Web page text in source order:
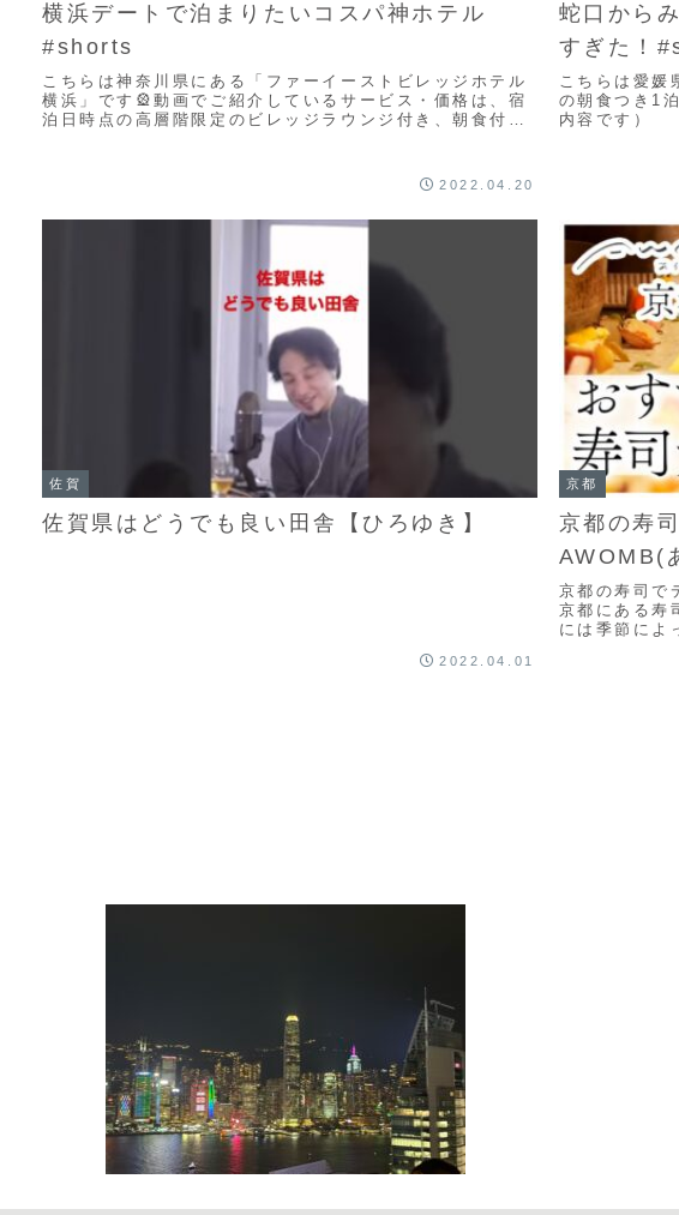
横浜デートで泊まりたいコスパ神ホテル
#shorts
こちらは神奈川県にある「ファーイーストビレッジホテル
横浜」です🎡動画でご紹介しているサービス・価格は、宿
泊日時点の高層階限定のビレッジラウンジ付き、朝食付き
2022.04.20
蛇口から
すぎた！
こちらは愛媛
の朝食つき1
内容です）
佐賀
佐賀県はどうでも良い田舎【ひろゆき】
2022.04.01
京都
京都の寿
AWOMB(
京都の寿司で
京都にある寿
には季節によ